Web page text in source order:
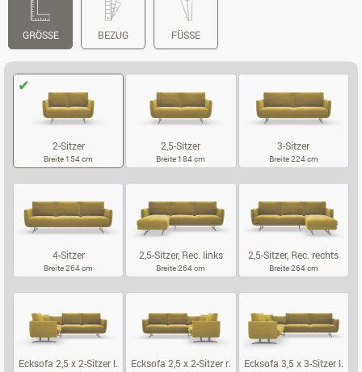
GRÖSSE BEZUG FÜSSE
2-Sitzer
Breite 154 cm
2,5-Sitzer
Breite 184 cm
3-Sitzer
Breite 224 cm
4-Sitzer
Breite 264 cm
2,5-Sitzer, Rec. links
Breite 264 cm
2,5-Sitzer, Rec. rechts
Breite 264 cm
Ecksofa 2,5 x 2-Sitzer l. Ecksofa 2,5 x 2-Sitzer r. Ecksofa 3,5 x 3-Sitzer l.